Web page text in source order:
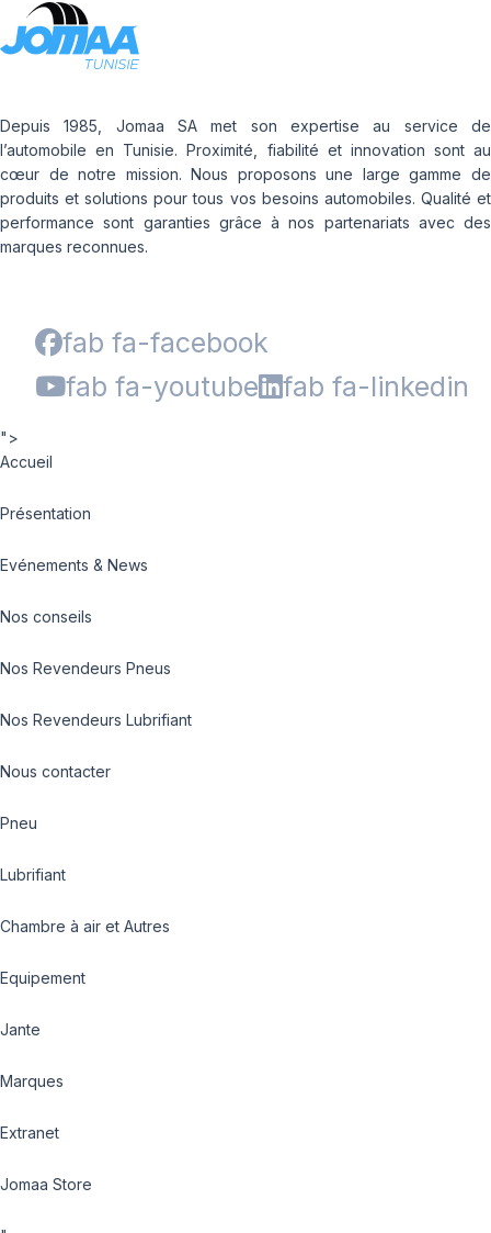
Depuis 1985, Jomaa SA met son expertise au service de
l’automobile en Tunisie. Proximité, fiabilité et innovation sont au
cœur de notre mission. Nous proposons une large gamme de
produits et solutions pour tous vos besoins automobiles. Qualité et
performance sont garanties grâce à nos partenariats avec des
marques reconnues.
fab fa-facebook
fab fa-youtube
fab fa-linkedin
">
Accueil
Présentation
Evénements & News
Nos conseils
Nos Revendeurs Pneus
Nos Revendeurs Lubrifiant
Nous contacter
Pneu
Lubrifiant
Chambre à air et Autres
Equipement
Jante
Marques
Extranet
Jomaa Store